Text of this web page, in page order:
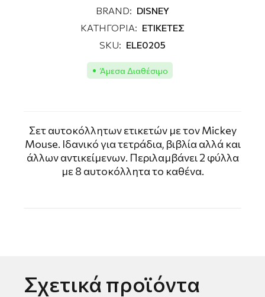
BRAND: DISNEY
ΚΑΤΗΓΟΡΙΑ: ΕΤΙΚΕΤΕΣ
SKU: ELE0205
Άμεσα Διαθέσιμο
Σετ αυτοκόλλητων ετικετών με τον Mickey
Mouse. Ιδανικό για τετράδια, βιβλία αλλά και
άλλων αντικείμενων. Περιλαμβάνει 2 φύλλα
με 8 αυτοκόλλητα το καθένα.
Σχετικά προϊόντα